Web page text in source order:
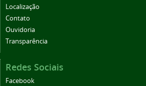
Localização
Contato
Ouvidoria
Transparência
Redes Sociais
Facebook